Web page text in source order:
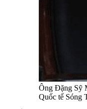
Ông Đặng Sỹ
Quốc tế Sóng